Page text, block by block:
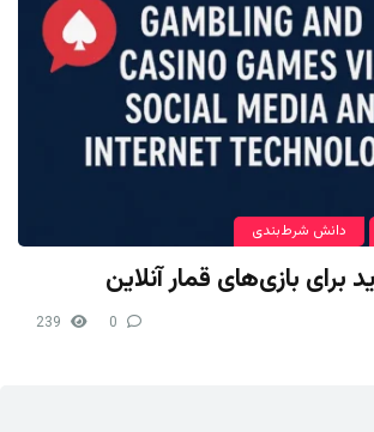
دانش شرط‌بندی
بازی‌های قمار آنلاین